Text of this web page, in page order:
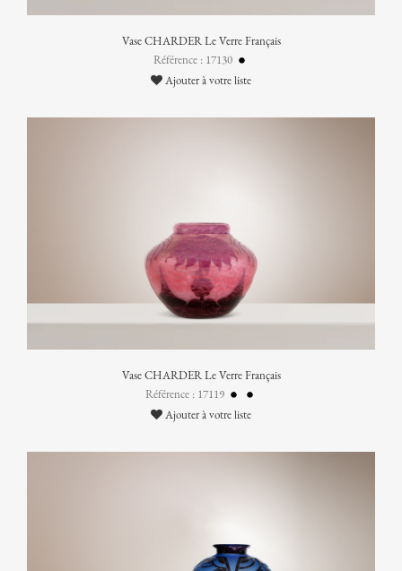
Vase CHARDER Le Verre Français
Référence : 17130
Ajouter à votre liste
Vase CHARDER Le Verre Français
Référence : 17119
Ajouter à votre liste